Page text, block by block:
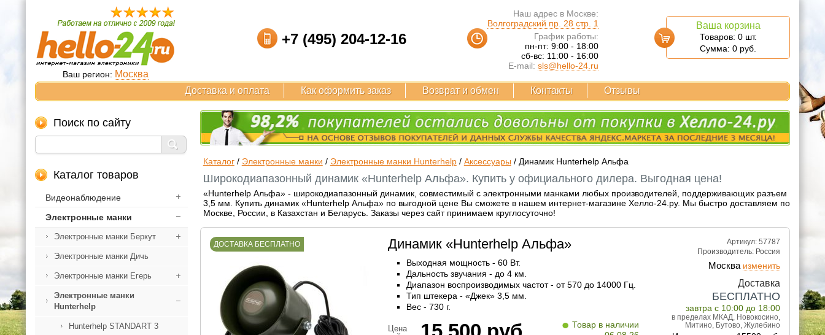
Ваш регион: Москва
+7 (495) 204-12-16
Наш адрес в Москве:
Волгоградский пр. 28 стр. 1
График работы:
пн-пт: 9:00 - 18:00
сб-вс: 11:00 - 16:00
E-mail: sls@hello-24.ru
Ваша корзина
Товаров: 0 шт.
Сумма: 0 руб.
Доставка и оплата Как оформить заказ Возврат и обмен Контакты Отзывы
Поиск по сайту
Каталог товаров
Видеонаблюдение
Электронные манки
Электронные манки Беркут
Электронные манки Дичь
Электронные манки Егерь
Электронные манки
Hunterhelp
Hunterhelp STANDART 3
Каталог/ Электронные манки / Электронные манки Hunterhelp/ Аксессуары / Динамик Hunterhelp Альфа
Широкодиапазонный динамик «Hunterhelp Альфа». Купить у официального дилера. Выгодная цена!
«Hunterhelp Альфа» - широкодиапазонный динамик, совместимый с электронными манками любых производителей, поддерживающих разъем
3,5 мм. Купить динамик «Hunterhelp Альфа» по выгодной цене Вы сможете в нашем интернет-магазине Хелло-24.ру. Мы быстро доставляем по
Москве, России, в Казахстан и Беларусь. Заказы через сайт принимаем круглосуточно!
ДОСТАВКА БЕСПЛАТНО
Артикул: 57787
Производитель: Россия
Москва изменить
Доставка
БЕСПЛАТНО
завтра с 10:00 до 18:00
в пределах МКАД, Новокосино,
Митино, Бутово, Жулебино
Динамик «Hunterhelp Альфа»
Выходная мощность - 60 Вт.
Дальность звучания - до 4 км.
Диапазон воспроизводимых частот - от 570 до 14000 Гц.
Тип штекера - «Джек» 3,5 мм.
Вес - 730 г.
Цена
• Товар в наличии